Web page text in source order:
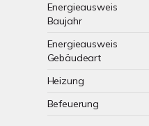
Energieausweis
Baujahr
Energieausweis
Gebäudeart
Heizung
Befeuerung